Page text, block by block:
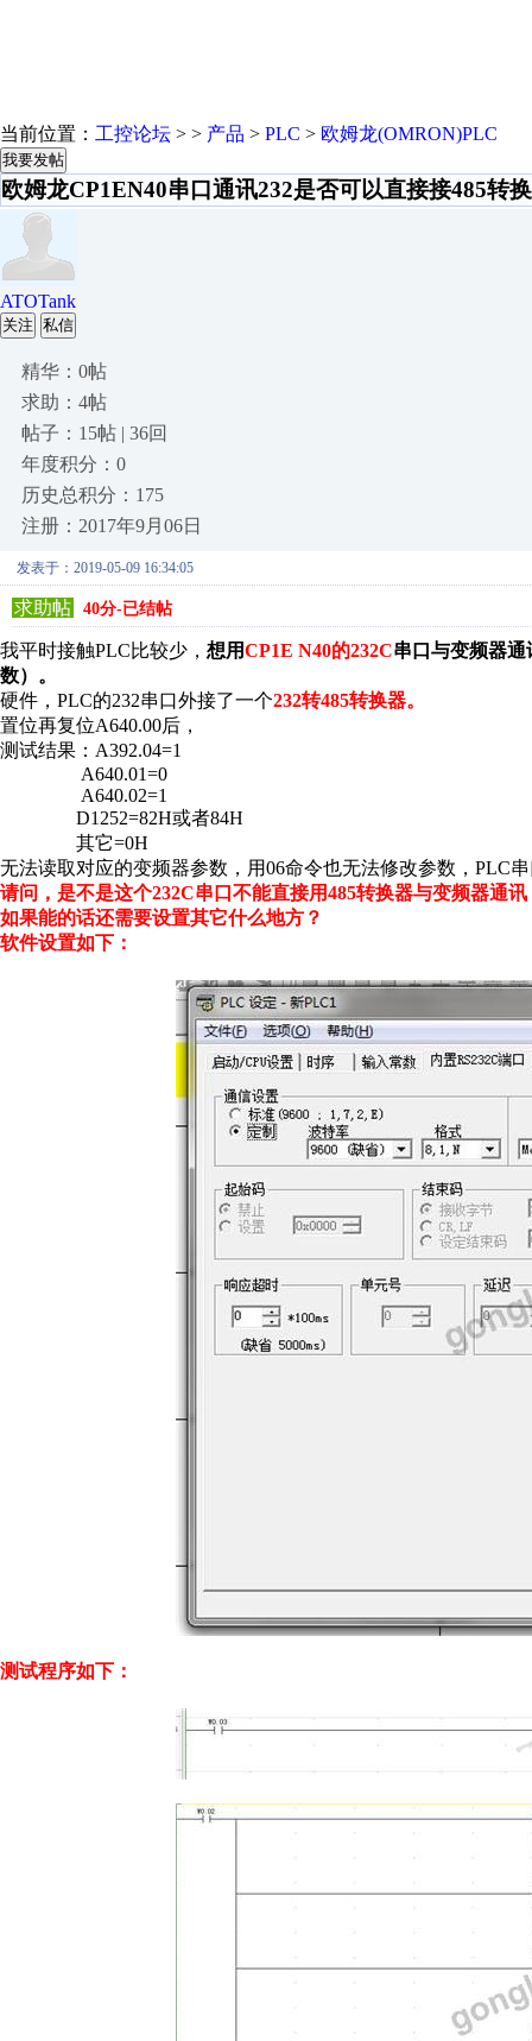
当前位置： 工控论坛 > > 产品 > PLC > 欧姆龙(OMRON)PLC
我要发帖
欧姆龙CP1EN40串口通讯232是否可以直接接485转
ATOTank
关注 私信
精华：0帖
求助：4帖
帖子：15帖 | 36回
年度积分：0
历史总积分：175
注册：2017年9月06日
发表于：2019-05-09 16:34:05
求助帖 40分-已结帖
我平时接触PLC比较少， 想用CP1E N40的232C串口与变频器通
数）。
硬件，PLC的232串口外接了一个232转485转换器。
置位再复位A640.00后，
测试结果：A392.04=1
A640.01=0
A640.02=1
D1252=82H或者84H
其它=0H
无法读取对应的变频器参数，用06命令也无法修改参数，PLC
请问，是不是这个232C串口不能直接用485转换器与变频器通讯
如果能的话还需要设置其它什么地方？
软件设置如下：
测试程序如下：